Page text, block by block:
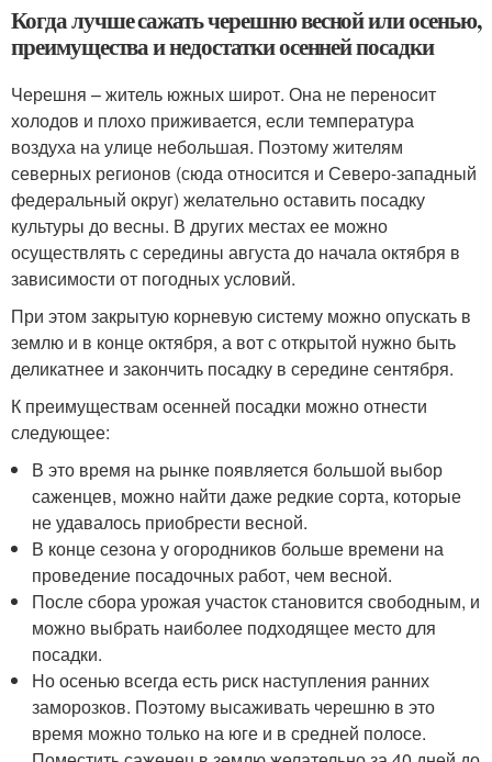
Когда лучше сажать черешню весной или осенью,
преимущества и недостатки осенней посадки
Черешня – житель южных широт. Она не переносит
холодов и плохо приживается, если температура
воздуха на улице небольшая. Поэтому жителям
северных регионов (сюда относится и Северо-западный
федеральный округ) желательно оставить посадку
культуры до весны. В других местах ее можно
осуществлять с середины августа до начала октября в
зависимости от погодных условий.
При этом закрытую корневую систему можно опускать в
землю и в конце октября, а вот с открытой нужно быть
деликатнее и закончить посадку в середине сентября.
К преимуществам осенней посадки можно отнести
следующее:
В это время на рынке появляется большой выбор
саженцев, можно найти даже редкие сорта, которые
не удавалось приобрести весной.
В конце сезона у огородников больше времени на
проведение посадочных работ, чем весной.
После сбора урожая участок становится свободным, и
можно выбрать наиболее подходящее место для
посадки.
Но осенью всегда есть риск наступления ранних
заморозков. Поэтому высаживать черешню в это
время можно только на юге и в средней полосе.